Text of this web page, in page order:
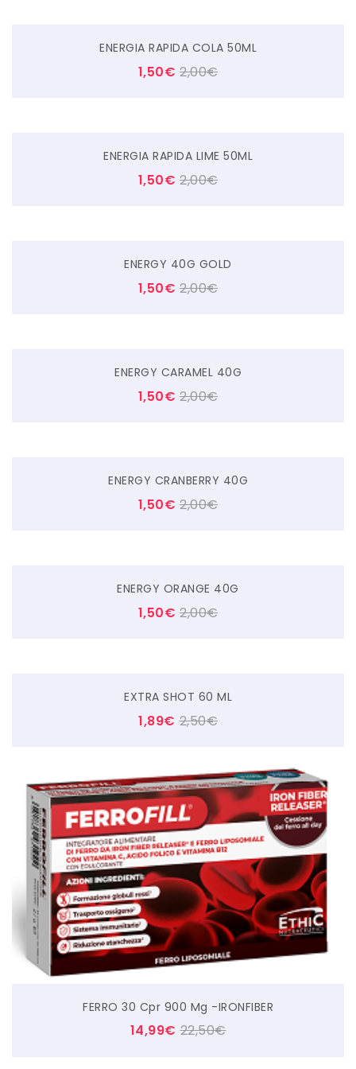
ENERGIA RAPIDA COLA 50ML
1,50€ 2,00€
ENERGIA RAPIDA LIME 50ML
1,50€ 2,00€
ENERGY 40G GOLD
1,50€ 2,00€
ENERGY CARAMEL 40G
1,50€ 2,00€
ENERGY CRANBERRY 40G
1,50€ 2,00€
ENERGY ORANGE 40G
1,50€ 2,00€
EXTRA SHOT 60 ML
1,89€ 2,50€
FERRO 30 Cpr 900 Mg -IRONFIBER
14,99€ 22,50€